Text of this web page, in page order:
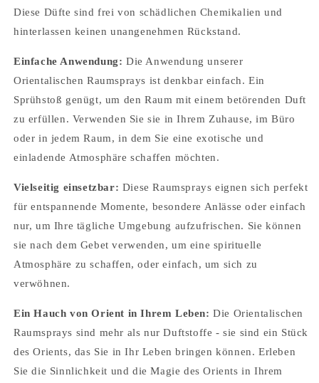
Diese Düfte sind frei von schädlichen Chemikalien und
hinterlassen keinen unangenehmen Rückstand.
Einfache Anwendung: Die Anwendung unserer
Orientalischen Raumsprays ist denkbar einfach. Ein
Sprühstoß genügt, um den Raum mit einem betörenden Duft
zu erfüllen. Verwenden Sie sie in Ihrem Zuhause, im Büro
oder in jedem Raum, in dem Sie eine exotische und
einladende Atmosphäre schaffen möchten.
Vielseitig einsetzbar: Diese Raumsprays eignen sich perfekt
für entspannende Momente, besondere Anlässe oder einfach
nur, um Ihre tägliche Umgebung aufzufrischen. Sie können
sie nach dem Gebet verwenden, um eine spirituelle
Atmosphäre zu schaffen, oder einfach, um sich zu
verwöhnen.
Ein Hauch von Orient in Ihrem Leben: Die Orientalischen
Raumsprays sind mehr als nur Duftstoffe - sie sind ein Stück
des Orients, das Sie in Ihr Leben bringen können. Erleben
Sie die Sinnlichkeit und die Magie des Orients in Ihrem
Anmeldung erforderlich
Melden Sie sich bei Ihrem Konto an, um Produkte
zu Ihrer Wunschliste hinzuzufügen und Ihre zuvor
gespeicherten Artikel anzuzeigen.
Login